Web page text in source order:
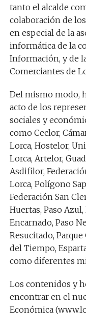
tanto el alcalde
colaboración de
en especial de la
informática de la
Información, y de
Comerciantes de
Del mismo modo,
acto de los
sociales y
como Ceclor,
Lorca, Hostelor,
Lorca, Artelor,
Asdifilor,
Lorca, Polígono
Federación San
Huertas, Paso
Encarnado, Paso
Resucitado,
del Tiempo,
como diferentes
Los contenidos y
encontrar en el
Económica